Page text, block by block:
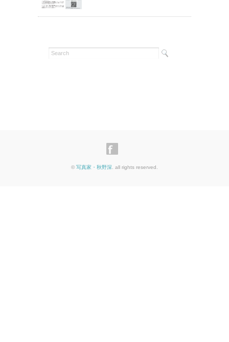
© 写真家・秋野深 . all rights reserved.